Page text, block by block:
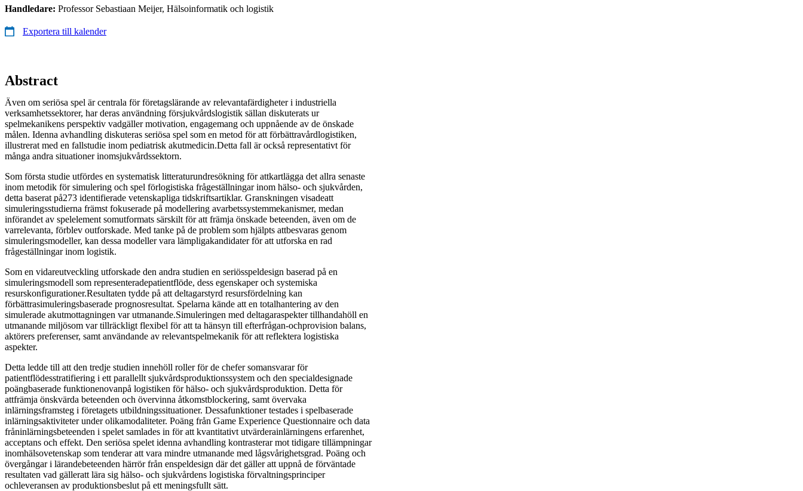
Handledare: Professor Sebastiaan Meijer, Hälsoinformatik och logistik
Exportera till kalender
Abstract
Även om seriösa spel är centrala för företagslärande av relevantafärdigheter i industriella
verksamhetssektorer, har deras användning försjukvårdslogistik sällan diskuterats ur
spelmekanikens perspektiv vadgäller motivation, engagemang och uppnående av de önskade
målen. Idenna avhandling diskuteras seriösa spel som en metod för att förbättravårdlogistiken,
illustrerat med en fallstudie inom pediatrisk akutmedicin.Detta fall är också representativt för
många andra situationer inomsjukvårdssektorn.
Som första studie utfördes en systematisk litteraturundresökning för attkartlägga det allra senaste
inom metodik för simulering och spel förlogistiska frågeställningar inom hälso- och sjukvården,
detta baserat på273 identifierade vetenskapliga tidskriftsartiklar. Granskningen visadeatt
simuleringsstudierna främst fokuserade på modellering avarbetssystemmekanismer, medan
införandet av spelelement somutformats särskilt för att främja önskade beteenden, även om de
varrelevanta, förblev outforskade. Med tanke på de problem som hjälpts attbesvaras genom
simuleringsmodeller, kan dessa modeller vara lämpligakandidater för att utforska en rad
frågeställningar inom logistik.
Som en vidareutveckling utforskade den andra studien en seriösspeldesign baserad på en
simuleringsmodell som representeradepatientflöde, dess egenskaper och systemiska
resurskonfigurationer.Resultaten tydde på att deltagarstyrd resursfördelning kan
förbättrasimuleringsbaserade prognosresultat. Spelarna kände att en totalhantering av den
simulerade akutmottagningen var utmanande.Simuleringen med deltagaraspekter tillhandahöll en
utmanande miljösom var tillräckligt flexibel för att ta hänsyn till efterfrågan-ochprovision balans,
aktörers preferenser, samt användande av relevantspelmekanik för att reflektera logistiska
aspekter.
Detta ledde till att den tredje studien innehöll roller för de chefer somansvarar för
patientflödesstratifiering i ett parallellt sjukvårdsproduktionssystem och den specialdesignade
poängbaserade funktionenovanpå logistiken för hälso- och sjukvårdsproduktion. Detta för
attfrämja önskvärda beteenden och övervinna åtkomstblockering, samt övervaka
inlärningsframsteg i företagets utbildningssituationer. Dessafunktioner testades i spelbaserade
inlärningsaktiviteter under olikamodaliteter. Poäng från Game Experience Questionnaire och data
fråninlärningsbeteenden i spelet samlades in för att kvantitativt utvärderainlärningens erfarenhet,
acceptans och effekt. Den seriösa spelet idenna avhandling kontrasterar mot tidigare tillämpningar
inomhälsovetenskap som tenderar att vara mindre utmanande med lågsvårighetsgrad. Poäng och
övergångar i lärandebeteenden härrör från enspeldesign där det gäller att uppnå de förväntade
resultaten vad gälleratt lära sig hälso- och sjukvårdens logistiska förvaltningsprinciper
ochleveransen av produktionsbeslut på ett meningsfullt sätt.